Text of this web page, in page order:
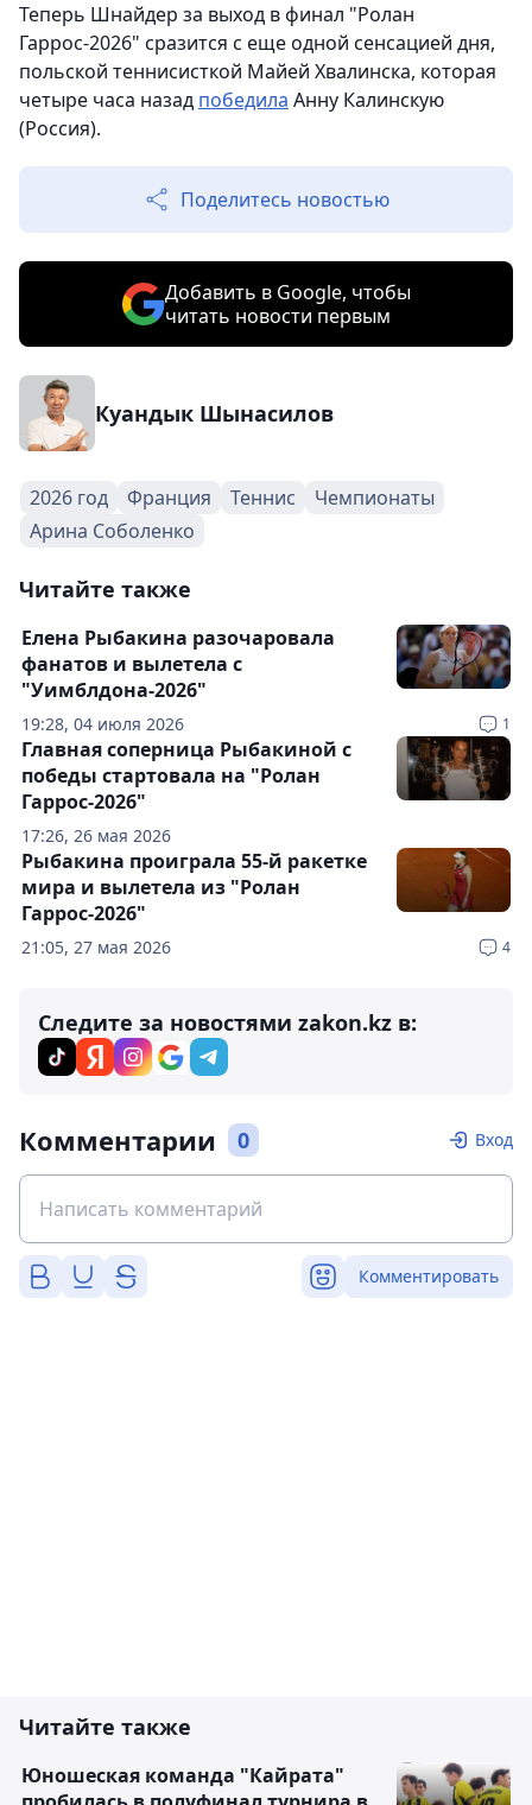
Теперь Шнайдер за выход в финал "Ролан
Гаррос-2026" сразится с еще одной сенсацией дня,
польской теннисисткой Майей Хвалинска, которая
четыре часа назад победила Анну Калинскую
(Россия).
Поделитесь новостью
Добавить в Google, чтобы
читать новости первым
Куандык Шынасилов
2026 год Франция Теннис
Чемпионаты
Арина Соболенко
Читайте также
19:28, 04 июля 2026 1
Елена Рыбакина разочаровала
фанатов и вылетела с
"Уимблдона-2026"
17:26, 26 мая 2026
Главная соперница Рыбакиной с
победы стартовала на "Ролан
Гаррос-2026"
21:05, 27 мая 2026 4
Рыбакина проиграла 55-й ракетке
мира и вылетела из "Ролан
Гаррос-2026"
Следите за новостями zakon.kz в:
Комментарии 0 Вход
Комментировать
Читайте также
Юношеская команда "Кайрата"